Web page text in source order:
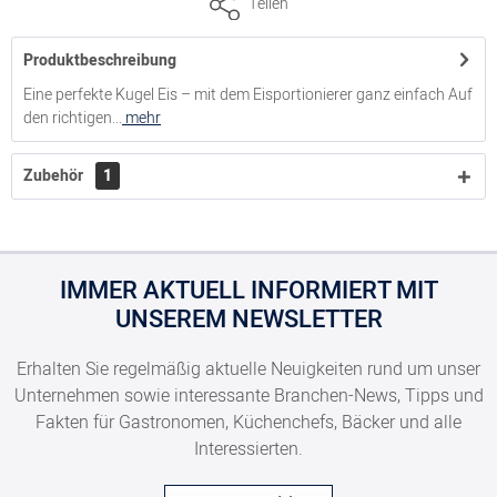
8300012903
Eisportionierer, Ø 4,7 cm, Kugelvolumen 29 ml
8300012904
8300013032
Eisportionierer, Ø 5,1 cm, Kugelvolumen 42 ml
Produktbeschreibung
Eine perfekte Kugel Eis – mit dem Eisportionierer ganz einfach Auf
den richtigen... mehr
Zubehör 1
IMMER AKTUELL INFORMIERT MIT
UNSEREM NEWSLETTER
Erhalten Sie regelmäßig aktuelle Neuigkeiten rund um unser
Unternehmen sowie interessante Branchen-News, Tipps und
Fakten für Gastronomen, Küchenchefs, Bäcker und alle
Interessierten.